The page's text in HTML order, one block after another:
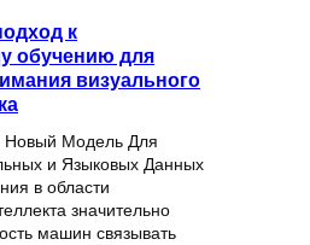
к
обучению для
визуального
Новый Модель Для
и Языковых Данных
в области
значительно
машин связывать